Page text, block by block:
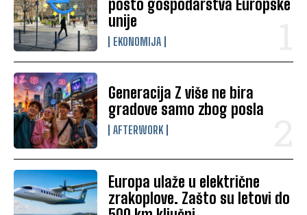
posto gospodarstva Europske
unije
EKONOMIJA
Generacija Z više ne bira
gradove samo zbog posla
AFTERWORK
Europa ulaže u električne
zrakoplove. Zašto su letovi do